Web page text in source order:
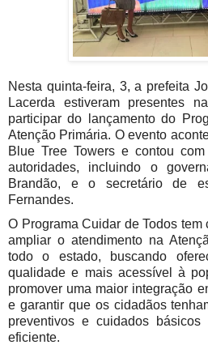
Nesta quinta-feira, 3, a prefeita
Lacerda estiveram presentes
participar do lançamento do
Atenção Primária. O evento
Blue Tree Towers e contou
autoridades, incluindo o
Brandão, e o secretário de
Fernandes.
O Programa Cuidar de Todos
ampliar o atendimento na
todo o estado, buscando
qualidade e mais acessível à
promover uma maior integração
e garantir que os cidadãos
preventivos e cuidados
eficiente.